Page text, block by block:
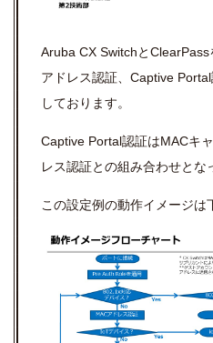
Aruba CX Switchと
アドレス認証、Captive
しております。
Captive Portal認証はMACキ
レス認証との組み合わせとな
この設定例の動作イメージは